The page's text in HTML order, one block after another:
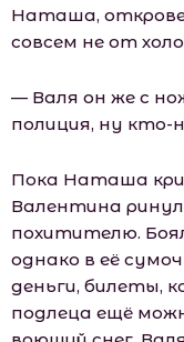
Наташа,
совсем не от
— Валя он же с
полиция, ну кто-
Пока Наташа
Валентина
похитителю.
однако в её
деньги, билеты,
подлеца ещё